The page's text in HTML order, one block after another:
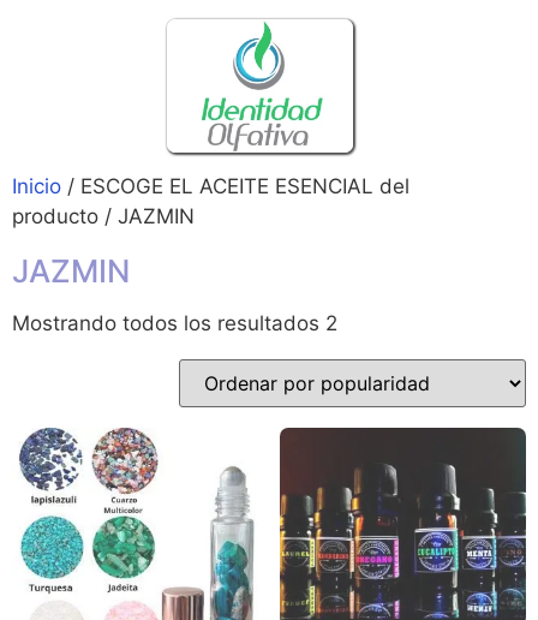
Inicio / ESCOGE EL ACEITE ESENCIAL del
producto / JAZMIN
JAZMIN
Mostrando todos los resultados 2